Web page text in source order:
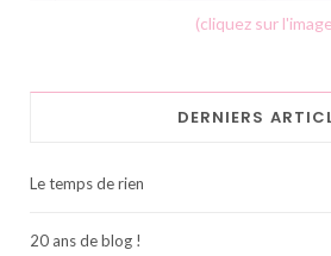
(cliquez sur
DERNIERS
Le temps de rien
20 ans de blog !